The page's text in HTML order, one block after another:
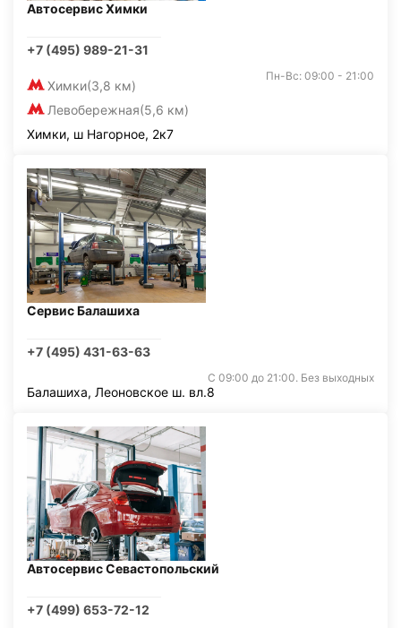
Автосервис Химки
+7 (495) 989-21-31
Химки(3,8 км)
Левобережная(5,6 км)
Пн-Вс: 09:00 - 21:00
Химки, ш Нагорное, 2к7
Сервис Балашиха
+7 (495) 431-63-63
С 09:00 до 21:00. Без выходных
Балашиха, Леоновское ш. вл.8
Автосервис Севастопольский
+7 (499) 653-72-12